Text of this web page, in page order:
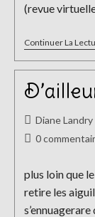
(revue
Continuer La
Auteur/autrice
de
Diane Landry
Commentaires
publication :
0
plus loin que
retire les